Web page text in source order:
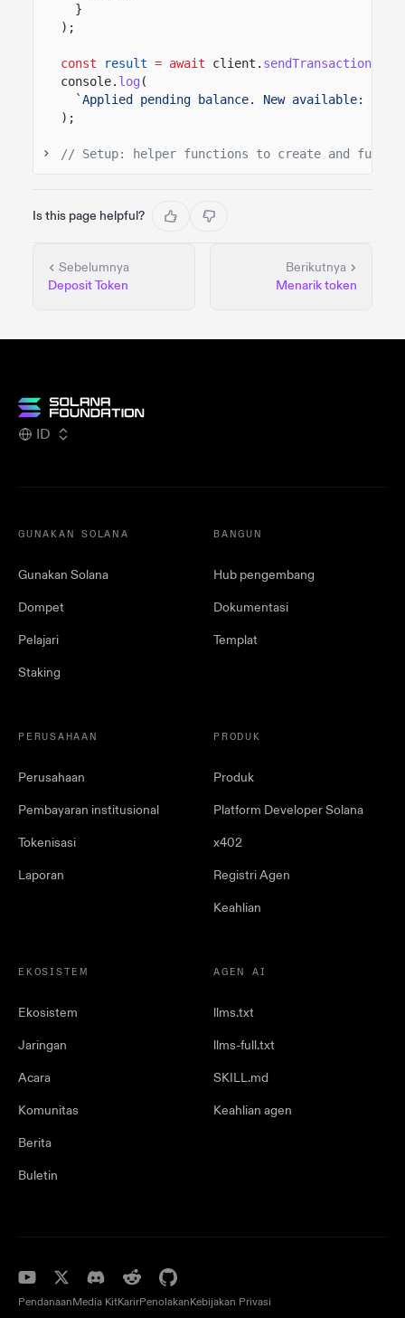
}
);
const result = await client. sendTransaction
console. log (
`Applied pending balance. New available: ${
);
// Setup: helper functions to create and fund
Is this page helpful?
Sebelumnya
Deposit Token
Berikutnya
Menarik token
ID
GUNAKAN SOLANA
Gunakan Solana
Dompet
Pelajari
Staking
BANGUN
Hub pengembang
Dokumentasi
Templat
PERUSAHAAN
Perusahaan
Pembayaran institusional
Tokenisasi
Laporan
PRODUK
Produk
Platform Developer Solana
x402
Registri Agen
Keahlian
EKOSISTEM
Ekosistem
Jaringan
Acara
Komunitas
Berita
Buletin
AGEN AI
llms.txt
llms-full.txt
SKILL.md
Keahlian agen
PendanaanMedia KitKarirPenolakanKebijakan Privasi